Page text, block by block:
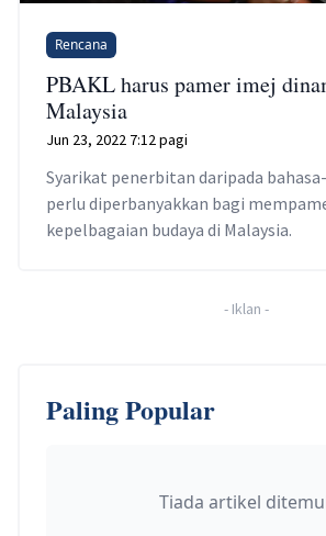
Rencana
PBAKL harus pamer imej
Malaysia
Jun 23, 2022 7:12 pagi
Syarikat penerbitan daripada
perlu diperbanyakkan bagi
kepelbagaian budaya di Malaysia.
- Iklan -
Paling Popular
Tiada artikel